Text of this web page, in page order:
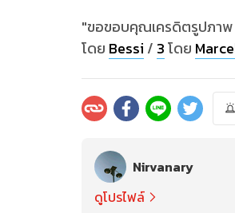
"ขอขอบคุณเครดิตรูปภาพ
โดย Bessi / 3โดย
Nirvanary
ดูโปรไฟล์